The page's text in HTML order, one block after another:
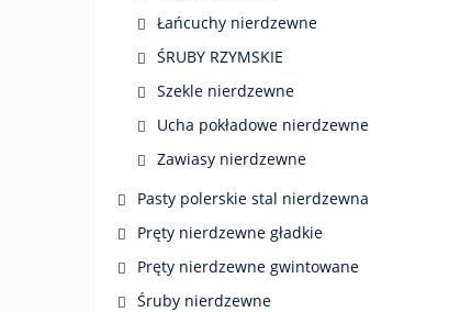
Łańcuchy nierdzewne
ŚRUBY RZYMSKIE
Szekle nierdzewne
Ucha pokładowe nierdzewne
Zawiasy nierdzewne
Pasty polerskie stal nierdzewna
Pręty nierdzewne gładkie
Pręty nierdzewne gwintowane
Śruby nierdzewne